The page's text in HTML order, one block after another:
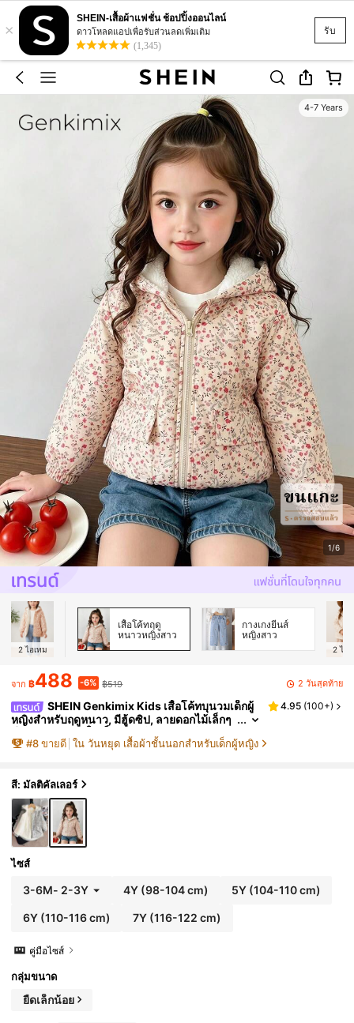
รับ
×
SHEIN-เสื้อผ้าแฟชั่น ช้อปปิ้งออนไลน์
ดาวโหลดแอปเพื่อรับส่วนลดเพิ่มเติม
(1,345)
4-7 Years
1/6
2 ไอเทม
เสื้อโค้ทฤดู
หนาวหญิงสาว
กางเกงยีนส์
หญิงสาว
2 ไอ
จาก ฿488 -6% ฿519 2 วันสุดท้าย
SHEIN Genkimix Kids เสื้อโค้ทบุนวมเด็กผู้
หญิงสำหรับฤดูหนาว, มีฮู้ดซิป, ลายดอกไม้เล็กๆ
วคอด, มีกระเป๋า, ลำลอง, อเนกประสงค์, เสื้อคลุม
4.95 (100+)
#8 ขายดี ใน วันหยุด เสื้อผ้าชั้นนอกสำหรับเด็กผู้หญิง
สี: มัลติคัลเลอร์
ไซส์
3-6M- 2-3Y 4Y (98-104 cm) 5Y (104-110 cm)
6Y(110-116 cm) 7Y (116-122 cm)
คู่มือไซส์
กลุ่มขนาด
ยืดเล็กน้อย